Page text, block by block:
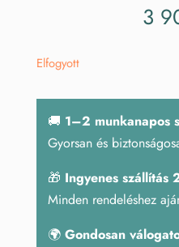
3
Elfogyott
🚚 1–2 munkanapos
Gyorsan és
🎁 Ingyenes
Minden rendeléshez
🌍 Gondosan